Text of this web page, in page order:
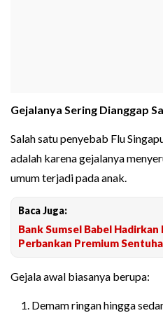
Gejalanya Sering Dianggap
Salah satu penyebab Flu
adalah karena gejalanya
umum terjadi pada anak.
Baca Juga:
Bank Sumsel Babel Hadirkan
Perbankan Premium
Gejala awal biasanya berupa:
Demam ringan hingga